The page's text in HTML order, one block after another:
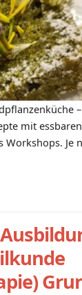
mit
Je